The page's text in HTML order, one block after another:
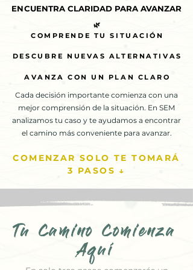
ENCUENTRA CLARIDAD PARA AVANZAR
ENCUENTRA CLARIDAD PARA AVANZAR
🌿
COMPRENDE TU SITUACIÓN
DESCUBRE NUEVAS ALTERNATIVAS
AVANZA CON UN PLAN CLARO
🌿
COMPRENDE TU SITUACIÓN
DESCUBRE NUEVAS ALTERNATIVAS
AVANZA CON UN PLAN CLARO
Cada decisión importante comienza con una
mejor comprensión de la situación. En SEM
analizamos tu caso y te ayudamos a encontrar
el camino más conveniente para avanzar.
COMENZAR SOLO TE TOMARÁ
3 PASOS ↓
Tu Camino Comienza
Aquí